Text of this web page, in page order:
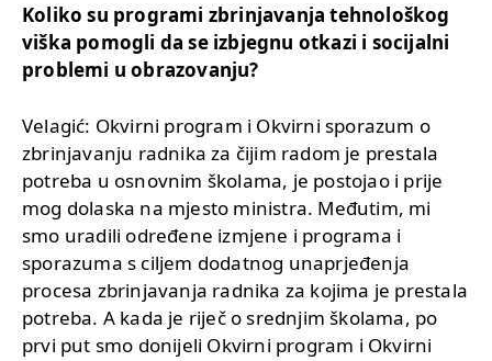
Koliko su programi zbrinjavanja tehnološkog
viška pomogli da se izbjegnu otkazi i socijalni
problemi u obrazovanju?
Velagić: Okvirni program i Okvirni sporazum o
zbrinjavanju radnika za čijim radom je prestala
potreba u osnovnim školama, je postojao i prije
mog dolaska na mjesto ministra. Međutim, mi
smo uradili određene izmjene i programa i
sporazuma s ciljem dodatnog unaprjeđenja
procesa zbrinjavanja radnika za kojima je prestala
potreba. A kada je riječ o srednjim školama, po
prvi put smo donijeli Okvirni program i Okvirni